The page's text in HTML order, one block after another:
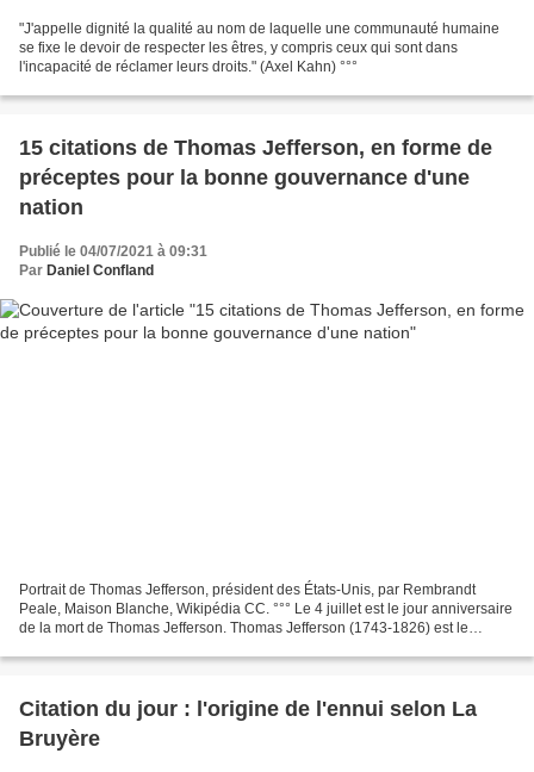
"J'appelle dignité la qualité au nom de laquelle une communauté humaine
se fixe le devoir de respecter les êtres, y compris ceux qui sont dans
l'incapacité de réclamer leurs droits." (Axel Kahn) °°°
15 citations de Thomas Jefferson, en forme de
préceptes pour la bonne gouvernance d'une
nation
Publié le 04/07/2021 à 09:31
Par Daniel Confland
Portrait de Thomas Jefferson, président des États-Unis, par Rembrandt
Peale, Maison Blanche, Wikipédia CC. °°° Le 4 juillet est le jour anniversaire
de la mort de Thomas Jefferson. Thomas Jefferson (1743-1826) est le
Citation du jour : l'origine de l'ennui selon La
Bruyère